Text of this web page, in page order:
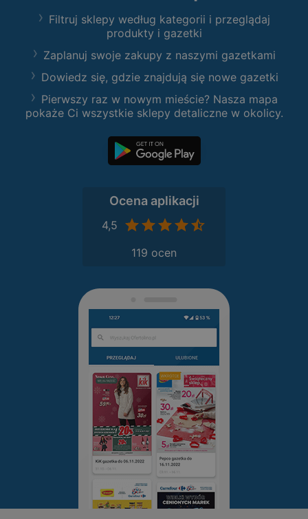
Filtruj sklepy według kategorii i przeglądaj
produkty i gazetki
Zaplanuj swoje zakupy z naszymi gazetkami
Dowiedz się, gdzie znajdują się nowe gazetki
Pierwszy raz w nowym mieście? Nasza mapa
pokaże Ci wszystkie sklepy detaliczne w okolicy.
Ocena aplikacji
4,5
119 ocen